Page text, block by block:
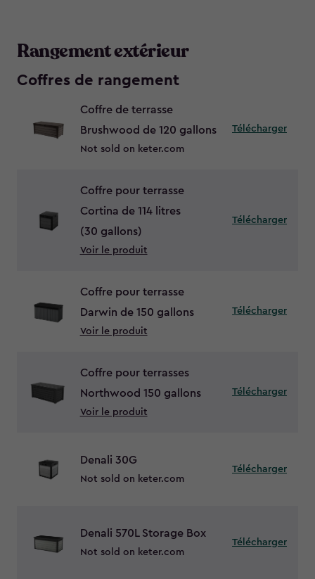
Rangement extérieur
Coffres de rangement
Coffre de terrasse
Brushwood de 120 gallons
Not sold on keter.com
Télécharger
Coffre pour terrasse
Cortina de 114 litres
(30 gallons)
Voir le produit
Télécharger
Coffre pour terrasse
Darwin de 150 gallons
Voir le produit
Télécharger
Coffre pour terrasses
Northwood 150 gallons
Voir le produit
Télécharger
Denali 30G
Not sold on keter.com
Télécharger
Denali 570L Storage Box
Not sold on keter.com
Télécharger